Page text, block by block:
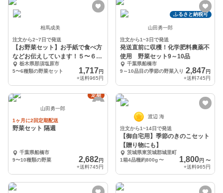
相馬成美
注文から2~7日で発送
【お野菜セット】お手紙で食べ方
などお伝えしています！５〜６種
類お楽しみ
栃木県那須塩原市
5〜6種類の野菜セット
1,717 円
+送料965円
ふるさと納税可
山田勇一郎
注文から1~3日で発送
発送直前に収穫！化学肥料農薬不
使用 野菜セット9～10品
千葉県船橋市
9～10品目の季節の野菜入り 2,847円
+送料745円
定期
山田勇一郎
1ヶ月に2回定期配送
野菜セット 隔週
千葉県船橋市
9〜10種類の野菜
2,682円
+送料745円
渡辺 海
注文から1~14日で発送
【御自宅用】季節のきのこセット
【贈り物にも】
茨城県東茨城郡城里町
1箱4品種約800g 〜 1,800円 〜
+送料965円